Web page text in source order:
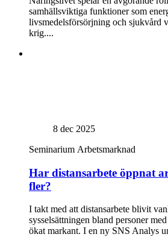
samhällsviktiga funktioner som
livsmedelsförsörjning och sjukvård
krig....
8 dec 2025
Seminarium Arbetsmarknad
Har distansarbete öppnat
fler?
I takt med att distansarbete blivit
sysselsättningen bland personer
ökat markant. I en ny SNS Analys